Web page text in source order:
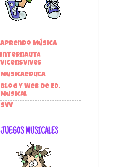
Aprendo Música
Internauta
VicensVives
Musicaeduca
Blog y Web de Ed.
Musical
SVV
JUEGOS MUSICALES